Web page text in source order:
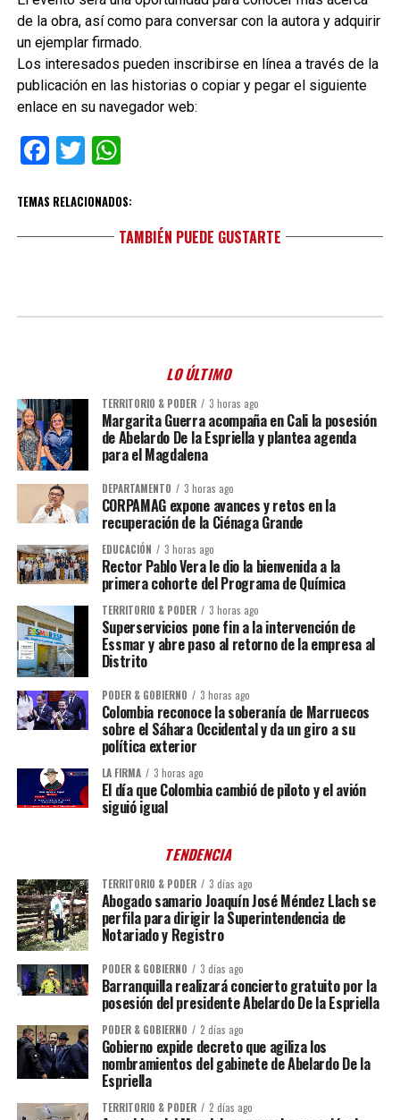
de la obra, así como para conversar con la autora y adquirir
un ejemplar firmado.
Los interesados pueden inscribirse en línea a través de la
publicación en las historias o copiar y pegar el siguiente
enlace en su navegador web:
Facebook
TwitterWhatsApp
TEMAS RELACIONADOS:
TAMBIÉN PUEDE GUSTARTE
LO ÚLTIMO
TERRITORIO & PODER 3 horas ago
Margarita Guerra acompaña en Cali la posesión
de Abelardo De la Espriella y plantea agenda
para el Magdalena
DEPARTAMENTO 3 horas ago
CORPAMAG expone avances y retos en la
recuperación de la Ciénaga Grande
EDUCACIÓN 3 horas ago
Rector Pablo Vera le dio la bienvenida a la
primera cohorte del Programa de Química
TERRITORIO & PODER 3 horas ago
Superservicios pone fin a la intervención de
Essmar y abre paso al retorno de la empresa al
Distrito
PODER & GOBIERNO 3 horas ago
Colombia reconoce la soberanía de Marruecos
sobre el Sáhara Occidental y da un giro a su
política exterior
LA FIRMA 3 horas ago
El día que Colombia cambió de piloto y el avión
siguió igual
TENDENCIA
TERRITORIO & PODER 3 días ago
Abogado samario Joaquín José Méndez Llach se
perfila para dirigir la Superintendencia de
Notariado y Registro
PODER & GOBIERNO 3 días ago
Barranquilla realizará concierto gratuito por la
posesión del presidente Abelardo De la Espriella
PODER & GOBIERNO 2 días ago
Gobierno expide decreto que agiliza los
nombramientos del gabinete de Abelardo De la
Espriella
TERRITORIO & PODER 2 días ago